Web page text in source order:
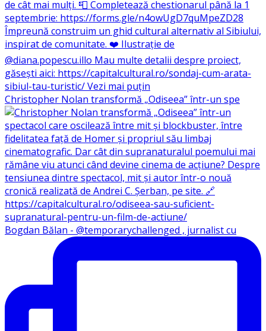
Christopher Nolan transformă „Odiseea” într-un spe
Bogdan Bălan - @temporarychallenged , jurnalist cu